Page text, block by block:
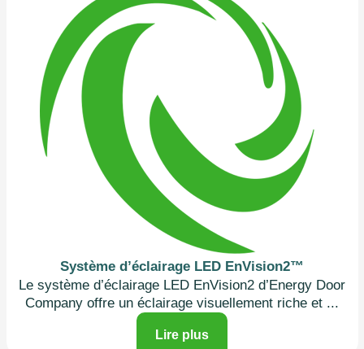
Système d’éclairage LED EnVision2™
Le système d’éclairage LED EnVision2 d’Energy Door
Company offre un éclairage visuellement riche et ...
Lire plus